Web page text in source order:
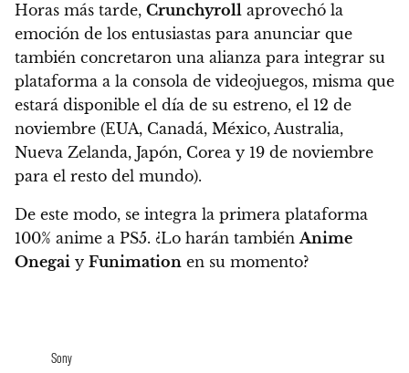
Horas más tarde, Crunchyroll aprovechó la
emoción de los entusiastas para anunciar que
también concretaron una alianza para integrar su
plataforma a la consola de videojuegos, misma que
estará disponible el día de su estreno, el 12 de
noviembre (EUA, Canadá, México, Australia,
Nueva Zelanda, Japón, Corea y 19 de noviembre
para el resto del mundo).
De este modo, se integra la primera plataforma
100% anime a PS5. ¿Lo harán tambiénAnime
Onegai y Funimation en su momento?
Sony